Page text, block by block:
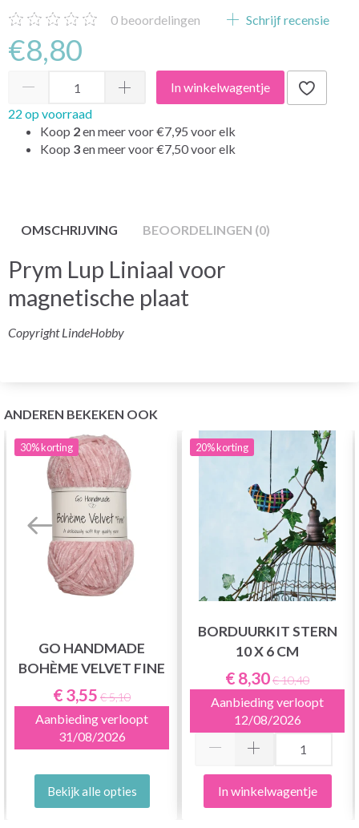
0 beoordelingen Schrijf recensie
€8,80
In winkelwagentje
22 op voorraad
Koop 2en meer voor€7,95 voor elk
Koop 3en meer voor€7,50voor elk
OMSCHRIJVING BEOORDELINGEN (0)
Prym Lup Liniaal voor
magnetische plaat
Copyright LindeHobby
ANDEREN BEKEKEN OOK
30%korting
GO HANDMADE
BOHÈME VELVET FINE
€ 3,55 € 5,10
Aanbieding verloopt
31/08/2026
Bekijk alle opties
20%korting
BORDUURKIT STERN
10 X 6 CM
€ 8,30€ 10,40
Aanbieding verloopt
12/08/2026
In winkelwagentje